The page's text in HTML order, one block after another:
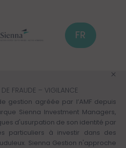
FR
DE FRAUDE – VIGILANCE
gestion agréée par l’AMF depuis
Sienna Investment Managers,
d'usurpation de son identité par
particuliers à investir dans des
Sienna Gestion n'approche